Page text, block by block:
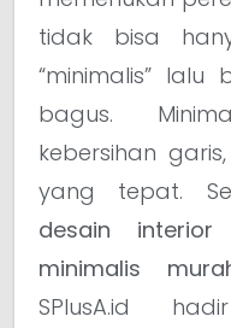
tidak bisa
“minimalis”
bagus.
kebersihan
yang tepat.
desain
minimalis
SPlusA.id